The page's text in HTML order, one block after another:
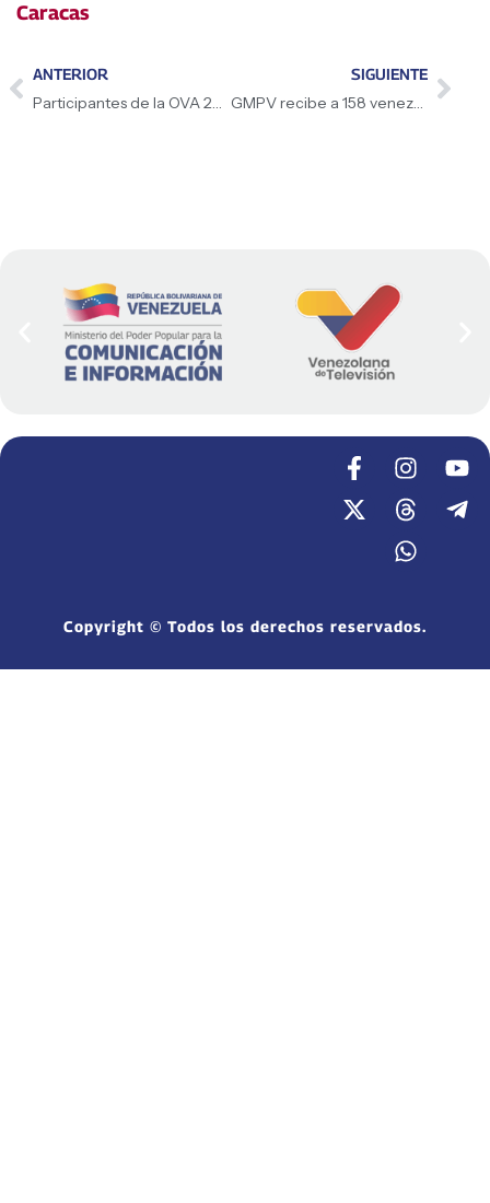
Caracas
ANTERIOR
Participantes de la OVA 2026 afianzaron conocimientos en ciencia e historia
SIGUIENTE
GMPV recibe a 158 venezolanos en el vuelo número 156
Copyright © Todos los derechos reservados.